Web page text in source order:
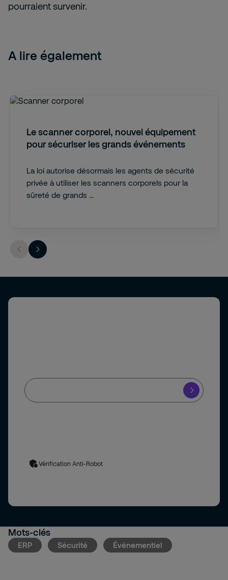
pourraient survenir.
A lire également
Le scanner corporel, nouvel équipement
pour sécuriser les grands événements
La loi autorise désormais les agents de sécurité
privée à utiliser les scanners corporels pour la
sûreté de grands ...
Vérification Anti-Robot
Mots-clés
ERP Sécurité Événementiel